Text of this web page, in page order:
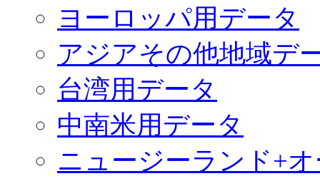
ヨーロッパ用データ
アジアその他地域デ
台湾用データ
中南米用データ
ニュージーランド+